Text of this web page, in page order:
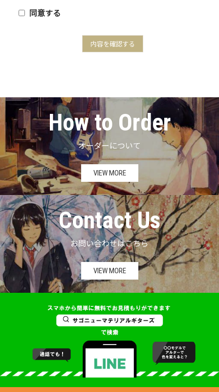
同意する
How to Order
オーダーについて
VIEW MORE
Contact Us
お問い合わせはこちら
VIEW MORE